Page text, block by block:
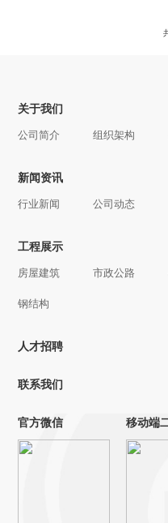
关于我们
公司简介 组织架构
新闻资讯
行业新闻 公司动态
工程展示
房屋建筑 市政公路
钢结构
人才招聘
联系我们
官方微信 移动端